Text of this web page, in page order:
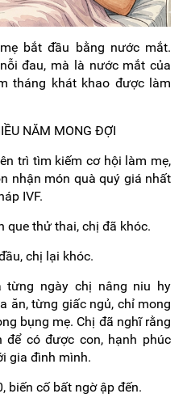
bắt đầu bằng nước mắt.
đau, mà là nước mắt của
tháng khát khao được làm
NĂM MONG ĐỢI
trì tìm kiếm cơ hội làm mẹ,
nhận món quà quý giá nhất
IVF.
que thử thai, chị đã khóc.
chị lại khóc.
ngày chị nâng niu hy
ăn, từng giấc ngủ, chỉ mong
bụng mẹ. Chị đã nghĩ rằng
có được con, hạnh phúc
gia đình mình.
biến cố bất ngờ ập đến.